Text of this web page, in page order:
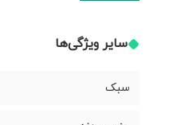
سایر ویژگی‌ها
سبک